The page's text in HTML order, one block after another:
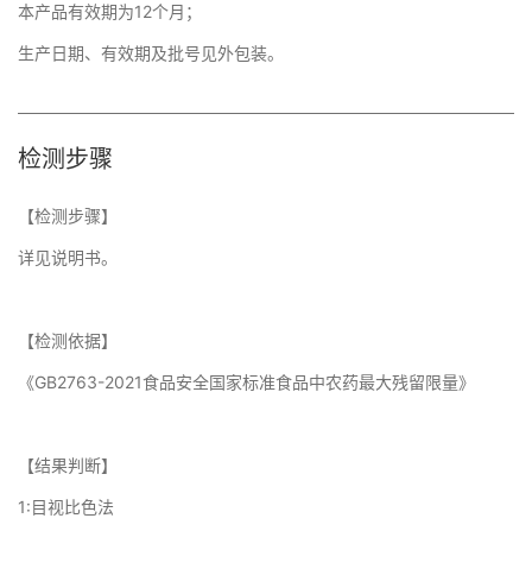
本产品有效期为12个月；
生产日期、有效期及批号见外包装。
检测步骤
【检测步骤】
详见说明书。
【检测依据】
《GB2763-2021食品安全国家标准食品中农药最大残留限量》
【结果判断】
1:目视比色法